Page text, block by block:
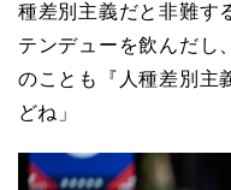
種差別主義だと非難す
テンデューを飲んだし
のことも『人種差別主
どね」